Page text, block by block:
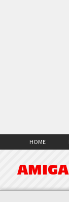
HOME
AMIGA